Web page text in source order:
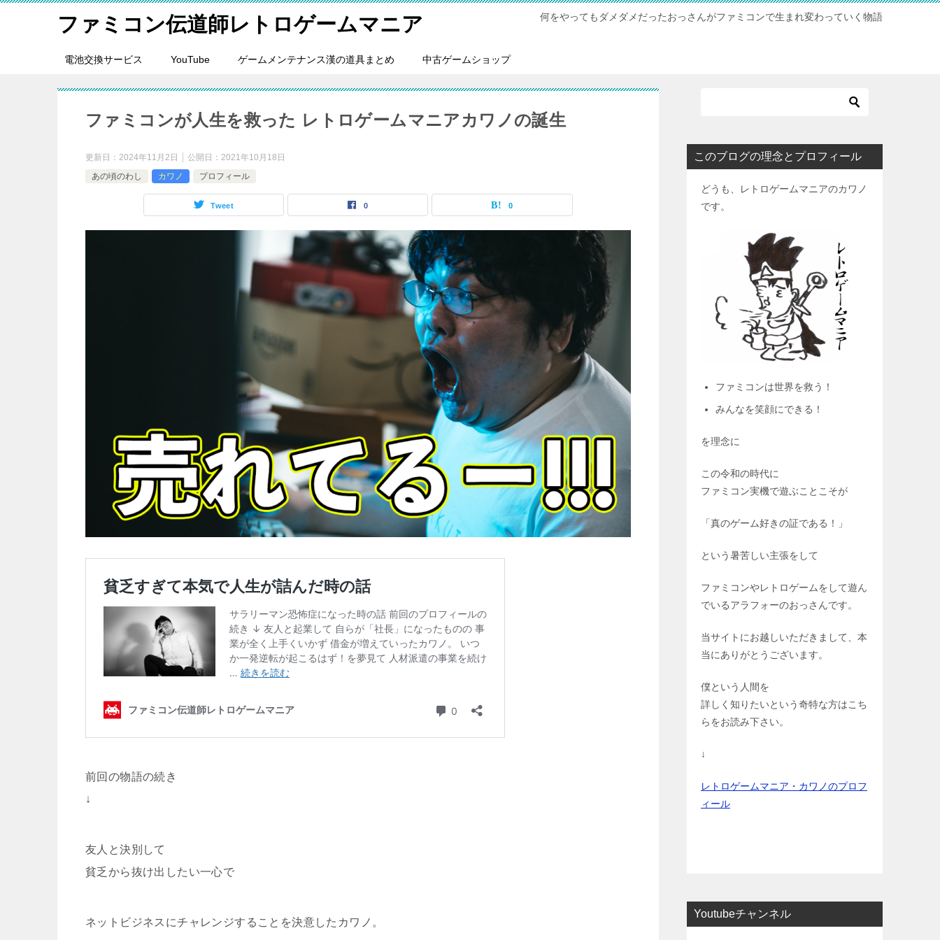
ファミコン伝道師レトロゲームマニア 何をやってもダメダメだったおっさんがファミコンで生まれ変わっていく物語
電池交換サービス YouTube ゲームメンテナンス漢の道具まとめ 中古ゲームショップ
ファミコンが人生を救った レトロゲームマニアカワノの誕生
更新日： 2024年11月2日 公開日： 2021年10月18日
あの頃のわし
カワノ プロフィール
Tweet 0 0
前回の物語の続き
↓
友人と決別して
貧乏から抜け出したい一心で
ネットビジネスにチャレンジすることを決意したカワノ。
このブログの理念とプロフィール
どうも、レトロゲームマニアのカワノ
です。
ファミコンは世界を救う！
みんなを笑顔にできる！
を理念に
この令和の時代に
ファミコン実機で遊ぶことこそが
「真のゲーム好きの証である！」
という暑苦しい主張をして
ファミコンやレトロゲームをして遊ん
でいるアラフォーのおっさんです。
当サイトにお越しいただきまして、本
当にありがとうございます。
僕という人間を
詳しく知りたいという奇特な方はこち
らをお読み下さい。
↓
レトロゲームマニア・カワノのプロフ
ィール
Youtubeチャンネル